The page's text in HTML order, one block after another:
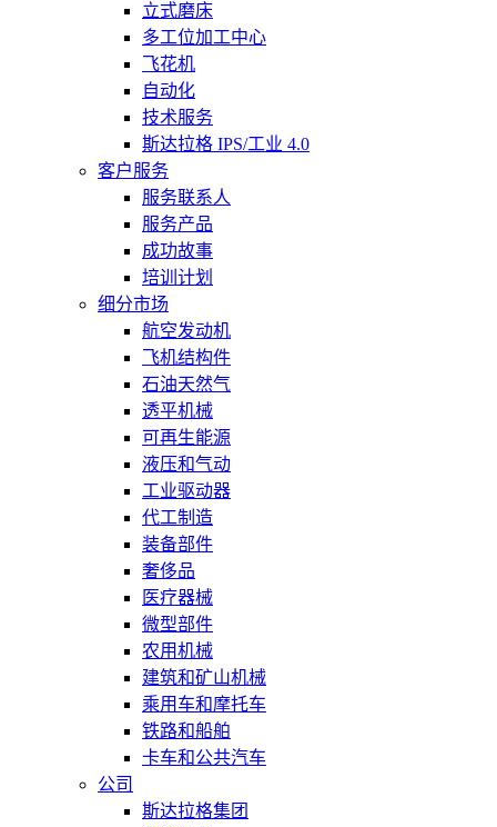
立式磨床
多工位加工中心
飞花机
自动化
技术服务
斯达拉格 IPS/工业 4.0
客户服务
服务联系人
服务产品
成功故事
培训计划
细分市场
航空发动机
飞机结构件
石油天然气
透平机械
可再生能源
液压和气动
工业驱动器
代工制造
装备部件
奢侈品
医疗器械
微型部件
农用机械
建筑和矿山机械
乘用车和摩托车
铁路和船舶
卡车和公共汽车
公司
斯达拉格集团